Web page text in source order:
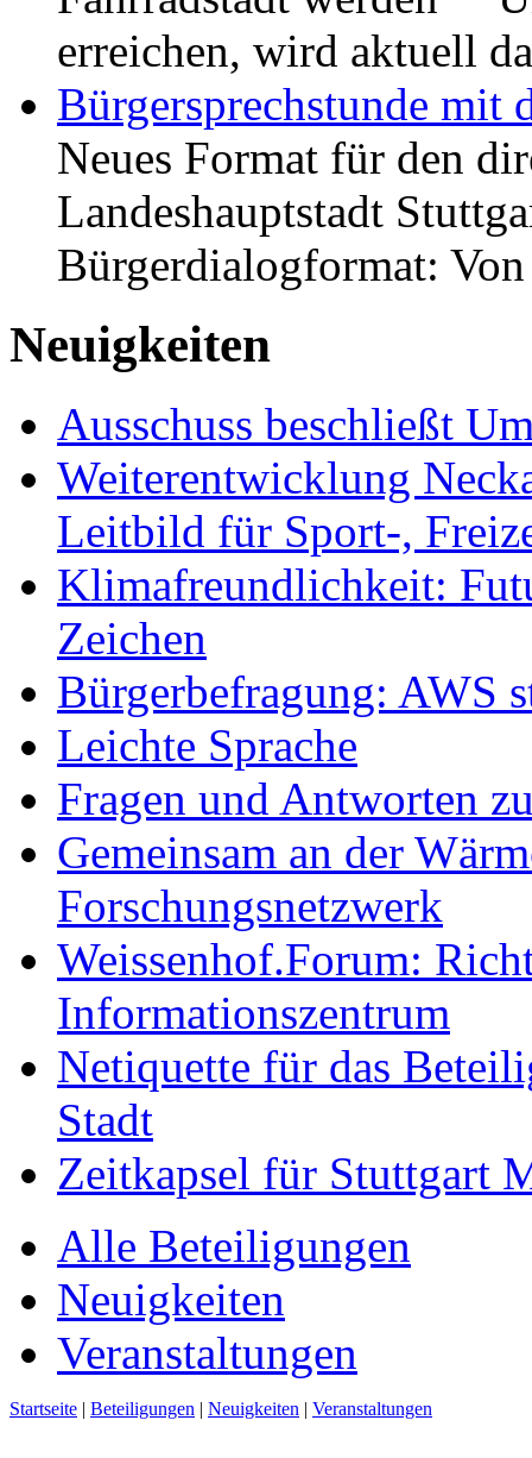
erreichen, wird aktuell
Bürgersprechstunde mit
Neues Format für den
Landeshauptstadt
Bürgerdialogformat:
Neuigkeiten
Ausschuss beschließt
Weiterentwicklung
Leitbild für Sport-,
Klimafreundlichkeit:
Zeichen
Bürgerbefragung: AWS
Leichte Sprache
Fragen und Antworten
Gemeinsam an der
Forschungsnetzwerk
Weissenhof.Forum:
Informationszentrum
Netiquette für das
Stadt
Zeitkapsel für Stuttgart
Alle Beteiligungen
Neuigkeiten
Veranstaltungen
Startseite | Beteiligungen | Neuigkeiten | Veranstaltungen